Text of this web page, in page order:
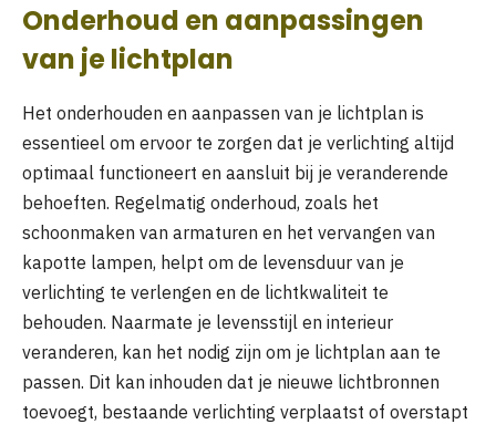
Onderhoud en aanpassingen
van je lichtplan
Het onderhouden en aanpassen van je lichtplan is
essentieel om ervoor te zorgen dat je verlichting altijd
optimaal functioneert en aansluit bij je veranderende
behoeften. Regelmatig onderhoud, zoals het
schoonmaken van armaturen en het vervangen van
kapotte lampen, helpt om de levensduur van je
verlichting te verlengen en de lichtkwaliteit te
behouden. Naarmate je levensstijl en interieur
veranderen, kan het nodig zijn om je lichtplan aan te
passen. Dit kan inhouden dat je nieuwe lichtbronnen
toevoegt, bestaande verlichting verplaatst of overstapt